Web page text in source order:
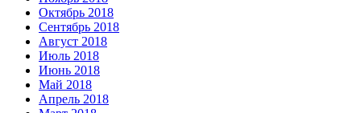
Октябрь 2018
Сентябрь 2018
Август 2018
Июль 2018
Июнь 2018
Май 2018
Апрель 2018